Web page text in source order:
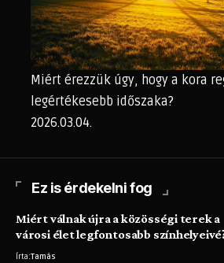
Miért érezzük úgy, hogy a kora
legértékesebb időszaka?
2026.03.04.
Ez is érdekelni fog
Miért válnak újra a közösségi terek a
városi élet legfontosabb
Írta:Tamás